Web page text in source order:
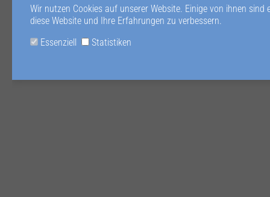
Wir nutzen Cookies auf unserer Website. Einige von ihnen sind
diese Website und Ihre Erfahrungen zu verbessern.
Essenziell
Statistiken